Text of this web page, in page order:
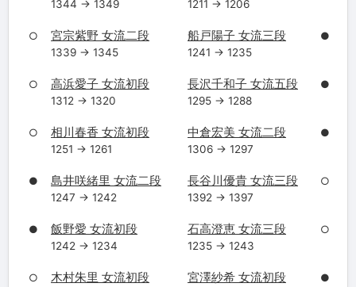
1344 → 1349 1211 → 1206
○ 宮宗紫野 女流二段
1339 → 1345
船戸陽子 女流三段
1241 → 1235
●
○ 高浜愛子 女流初段
1312 → 1320
長沢千和子 女流五段
1295 → 1288
●
○ 相川春香 女流初段
1251 → 1261
中倉宏美 女流二段
1306 → 1297
●
● 島井咲緒里 女流二段
1247 → 1242
長谷川優貴 女流三段
1392 → 1397
○
● 飯野愛 女流初段
1242 → 1234
石高澄恵 女流三段
1235 → 1243
○
○ 木村朱里 女流初段 宮澤紗希 女流初段 ●